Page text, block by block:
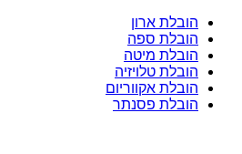
הובלת ארון
הובלת ספה
הובלת מיטה
הובלת טלויזיה
הובלת אקווריום
הובלת פסנתר